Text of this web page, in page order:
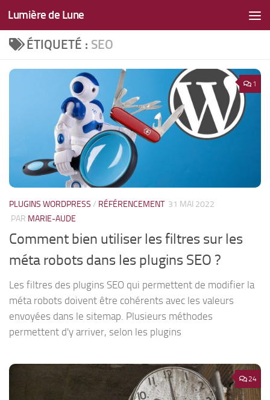
Skip to content
Lumière de Lune
ÉTIQUETÉ : SEO
1
PLUGINS WORDPRESS / RÉFÉRENCEMENT 31 MAI 2022
PAR MARIE-AUDE
Comment bien utiliser les filtres sur les
méta robots dans les plugins SEO ?
Les filtres des plugins SEO qui permettent de modifier la
méta robots doivent être cohérents avec les valeurs
envoyées dans le sitemap. Plusieurs méthodes
permettent d'y arriver, selon les plugins
24